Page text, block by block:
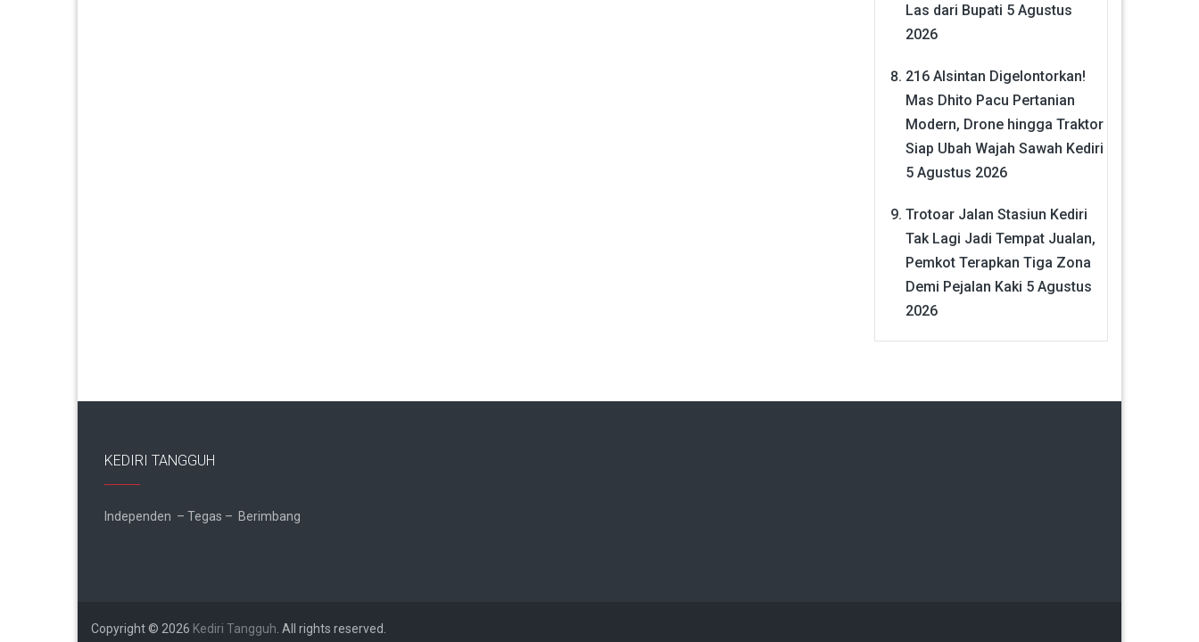
Las dari Bupati 5 Agustus
2026
216 Alsintan Digelontorkan!
Mas Dhito Pacu Pertanian
Modern, Drone hingga Traktor
Siap Ubah Wajah Sawah Kediri
5 Agustus 2026
Trotoar Jalan Stasiun Kediri
Tak Lagi Jadi Tempat Jualan,
Pemkot Terapkan Tiga Zona
Demi Pejalan Kaki 5 Agustus
2026
KEDIRI TANGGUH
Independen – Tegas – Berimbang
Copyright © 2026 Kediri Tangguh . All rights reserved.